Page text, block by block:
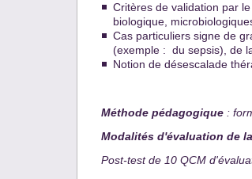
Critères de validation par
biologique,
Cas particuliers signe de
(exemple : du sepsis), de
Notion de désescalade
Méthode pédagogique :
Modalités d'évaluation de
Post-test de 10 QCM